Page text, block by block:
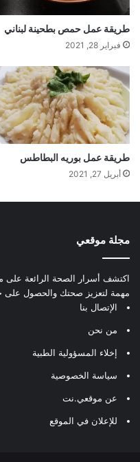
طريقة عمل حمص بطحينة لبناني
فبراير 28, 2021
طريقة عمل بوريه البطاطس
أبريل 27, 2021
مجلة موقعي
اكتشف أسرار الصحة الرائعة
مهمة لتعزيز صحتك والحصول على
الإتصال بنا
من نحن
إخلاء المسؤولية الطبية
سياسة الخصوصية
عن موقعي.نت
للإعلان في الموقع